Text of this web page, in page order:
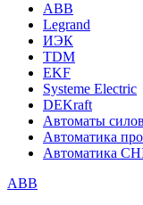
ABB
Legrand
ИЭК
TDM
EKF
Systeme Electric
DEKraft
Автоматы
Автоматика
Автоматика
ABB